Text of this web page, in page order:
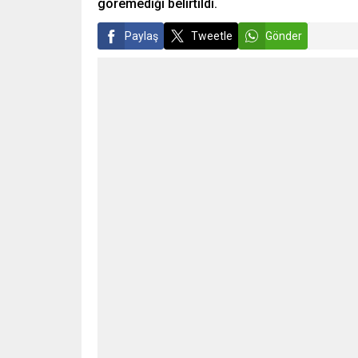
göremediği belirtildi.
Paylaş Tweetle Gönder